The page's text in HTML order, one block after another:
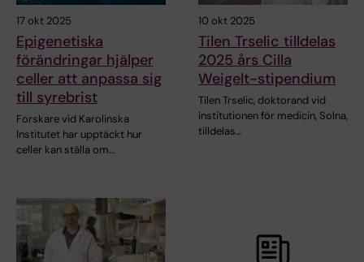
17 okt 2025
Epigenetiska
förändringar hjälper
celler att anpassa sig
till syrebrist
Forskare vid Karolinska
Institutet har upptäckt hur
celler kan ställa om…
10 okt 2025
Tilen Trselic tilldelas
2025 års Cilla
Weigelt-stipendium
Tilen Trselic, doktorand vid
institutionen för medicin, Solna,
tilldelas…